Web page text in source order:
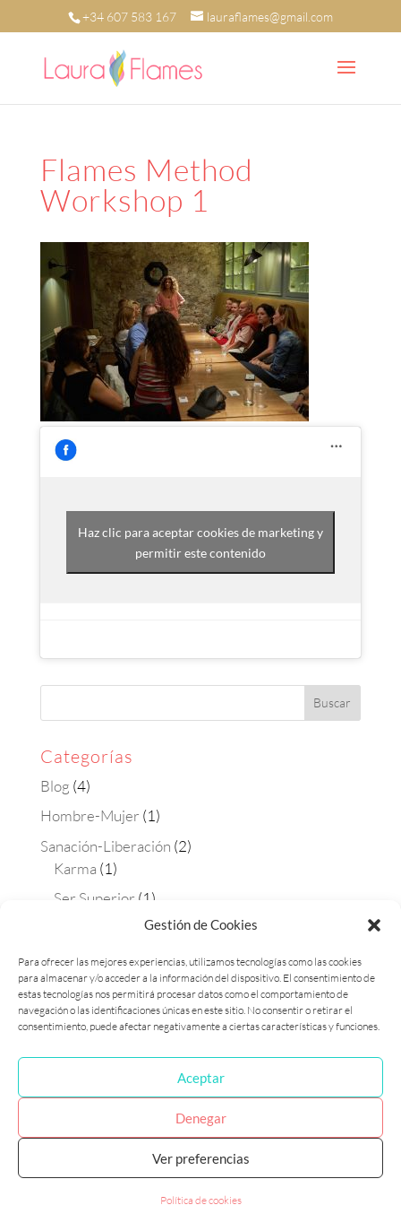
Gestión de Cookies
Para ofrecer las mejores experiencias, utilizamos tecnologías como las cookies
para almacenar y/o acceder a la información del dispositivo. El consentimiento de
estas tecnologías nos permitirá procesar datos como el comportamiento de
navegación o las identificaciones únicas en este sitio. No consentir o retirar el
consentimiento, puede afectar negativamente a ciertas características y funciones.
Aceptar
Denegar
Ver preferencias
Política de cookies
+34 607 583 167 lauraflames@gmail.com
Flames Method
Workshop 1
Haz clic para aceptar cookies de marketing y
permitir este contenido
Categorías
Blog (4)
Hombre-Mujer (1)
Sanación-Liberación (2)
Karma (1)
Ser Superior (1)
Constelaciones(1)
Matrix Maestra(1)
Política de cookies (UE) Política de privacidad
Laura Flames 2017 © Diseñado por Marketing
Consciente - Fotografía Paula Dietz